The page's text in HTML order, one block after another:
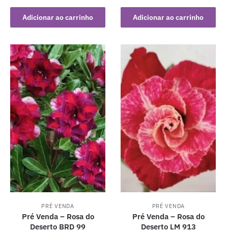
Adicionar ao carrinho Adicionar ao carrinho
PRÉ VENDA
Pré Venda – Rosa do
Deserto BRD 99
PRÉ VENDA
Pré Venda – Rosa do
Deserto LM 913